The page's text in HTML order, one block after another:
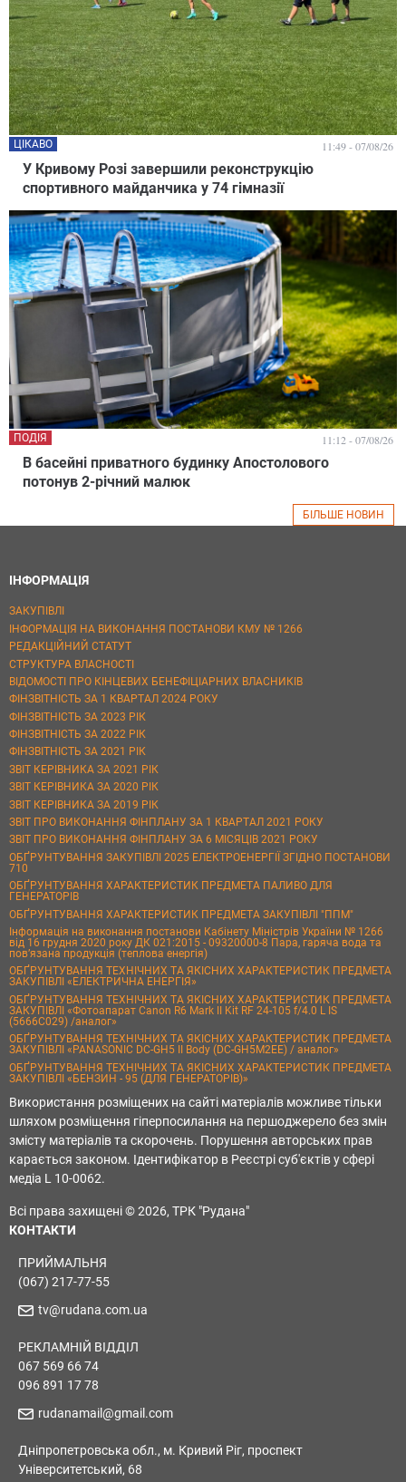
У Кривому Розі завершили реконструкцію
спортивного майданчика у 74 гімназії
ЦІКАВО 11:49 - 07/08/26
В басейні приватного будинку Апостолового
потонув 2-річний малюк
ПОДІЯ 11:12 - 07/08/26
БІЛЬШЕ НОВИН
ІНФОРМАЦІЯ
ЗАКУПІВЛІ
ІНФОРМАЦІЯ НА ВИКОНАННЯ ПОСТАНОВИ КМУ № 1266
РЕДАКЦІЙНИЙ СТАТУТ
СТРУКТУРА ВЛАСНОСТІ
ВІДОМОСТІ ПРО КІНЦЕВИХ БЕНЕФІЦІАРНИХ ВЛАСНИКІВ
ФІНЗВІТНІСТЬ ЗА 1 КВАРТАЛ 2024 РОКУ
ФІНЗВІТНІСТЬ ЗА 2023 РІК
ФІНЗВІТНІСТЬ ЗА 2022 РІК
ФІНЗВІТНІСТЬ ЗА 2021 РІК
ЗВІТ КЕРІВНИКА ЗА 2021 РІК
ЗВІТ КЕРІВНИКА ЗА 2020 РІК
ЗВІТ КЕРІВНИКА ЗА 2019 РІК
ЗВІТ ПРО ВИКОНАННЯ ФІНПЛАНУ ЗА 1 КВАРТАЛ 2021 РОКУ
ЗВІТ ПРО ВИКОНАННЯ ФІНПЛАНУ ЗА 6 МІСЯЦІВ 2021 РОКУ
ОБҐРУНТУВАННЯ ЗАКУПІВЛІ 2025 ЕЛЕКТРОЕНЕРГІЇ ЗГІДНО ПОСТАНОВИ
710
ОБҐРУНТУВАННЯ ХАРАКТЕРИСТИК ПРЕДМЕТА ПАЛИВО ДЛЯ
ГЕНЕРАТОРІВ
ОБҐРУНТУВАННЯ ХАРАКТЕРИСТИК ПРЕДМЕТА ЗАКУПІВЛІ "ППМ"
Інформація на виконання постанови Кабінету Міністрів України № 1266
від 16 грудня 2020 року ДК 021:2015 - 09320000-8 Пара, гаряча вода та
пов’язана продукція (теплова енергія)
ОБҐРУНТУВАННЯ ТЕХНІЧНИХ ТА ЯКІСНИХ ХАРАКТЕРИСТИК ПРЕДМЕТА
ЗАКУПІВЛІ «ЕЛЕКТРИЧНА ЕНЕРГІЯ»
ОБҐРУНТУВАННЯ ТЕХНІЧНИХ ТА ЯКІСНИХ ХАРАКТЕРИСТИК ПРЕДМЕТА
ЗАКУПІВЛІ «Фотоапарат Canon R6 Mark II Kit RF 24-105 f/4.0 L IS
(5666C029) /аналог»
ОБҐРУНТУВАННЯ ТЕХНІЧНИХ ТА ЯКІСНИХ ХАРАКТЕРИСТИК ПРЕДМЕТА
ЗАКУПІВЛІ «PANASONIC DC-GH5 II Body (DC-GH5M2EE) / аналог»
ОБҐРУНТУВАННЯ ТЕХНІЧНИХ ТА ЯКІСНИХ ХАРАКТЕРИСТИК ПРЕДМЕТА
ЗАКУПІВЛІ «БЕНЗИН - 95 (ДЛЯ ГЕНЕРАТОРІВ)»
Використання розміщених на сайті матеріалів можливе тільки
шляхом розміщення гіперпосилання на першоджерело без змін
змісту матеріалів та скорочень. Порушення авторських прав
карається законом. Ідентифікатор в Реєстрі суб'єктів у сфері
медіа L 10-0062.
Всі права захищені © 2026, ТРК "Рудана"
КОНТАКТИ
ПРИЙМАЛЬНЯ
(067) 217-77-55
tv@rudana.com.ua
РЕКЛАМНІЙ ВІДДІЛ
067 569 66 74
096 891 17 78
rudanamail@gmail.com
Дніпропетровська обл., м. Кривий Ріг, проспект
Університетський, 68